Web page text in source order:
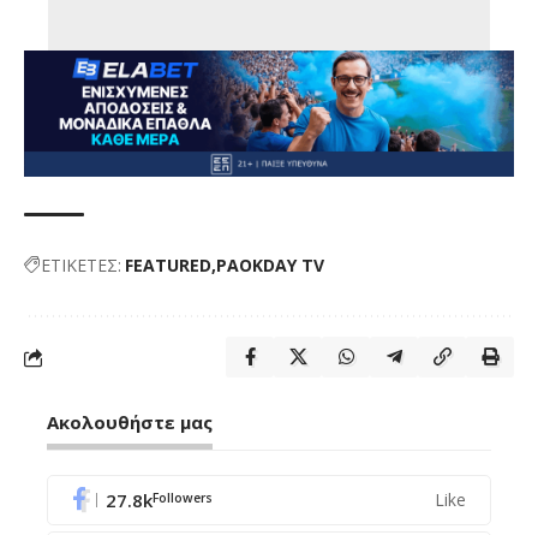
ΕΤΙΚΕΤΕΣ: FEATURED PAOKDAY TV
Ακολουθήστε μας
27.8kFollowers Like